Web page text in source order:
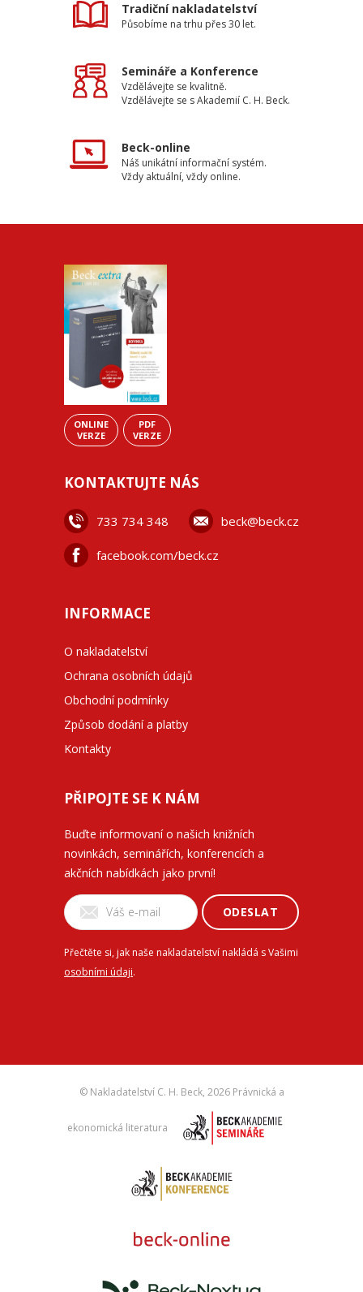
Tradiční nakladatelství
Působíme na trhu přes 30 let.
Semináře a Konference
Vzdělávejte se kvalitně.
Vzdělávejte se s Akademií C. H. Beck.
Beck-online
Náš unikátní informační systém.
Vždy aktuální, vždy online.
ONLINE
VERZE
PDF
VERZE
KONTAKTUJTE NÁS
733 734 348 beck@beck.cz
facebook.com/beck.cz
INFORMACE
O nakladatelství
Ochrana osobních údajů
Obchodní podmínky
Způsob dodání a platby
Kontakty
PŘIPOJTE SE K NÁM
Buďte informovaní o našich knižních
novinkách, seminářích, konferencích a
akčních nabídkách jako první!
ODESLAT
Přečtěte si, jak naše nakladatelství nakládá s Vašimi
osobními údaji.
© Nakladatelství C. H. Beck, 2026 Právnická a
ekonomická literatura